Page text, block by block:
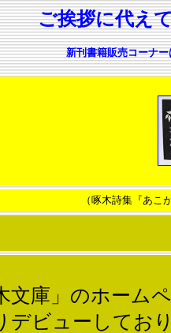
ご挨拶に代え
新刊書籍販売コーナ
（啄木詩集『あこ
庫」のホーム
デビューしてお